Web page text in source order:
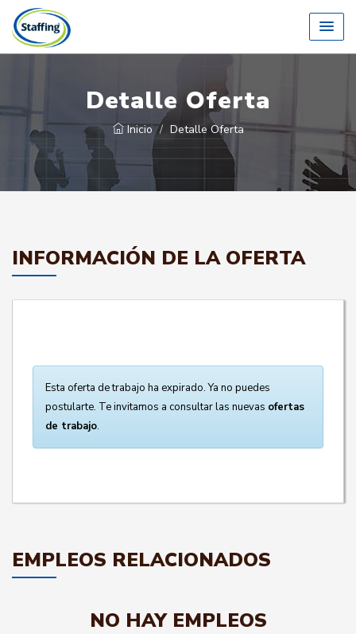
Detalle Oferta
Inicio Detalle Oferta
INFORMACIÓN DE LA OFERTA
Esta oferta de trabajo ha expirado. Ya no puedes
postularte. Te invitamos a consultar las nuevas ofertas
de trabajo.
EMPLEOS RELACIONADOS
NO HAY EMPLEOS